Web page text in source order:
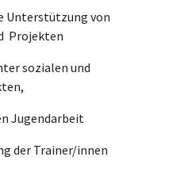
Unterstützung von
Projekten
sozialen und
Jugendarbeit
der Trainer/innen